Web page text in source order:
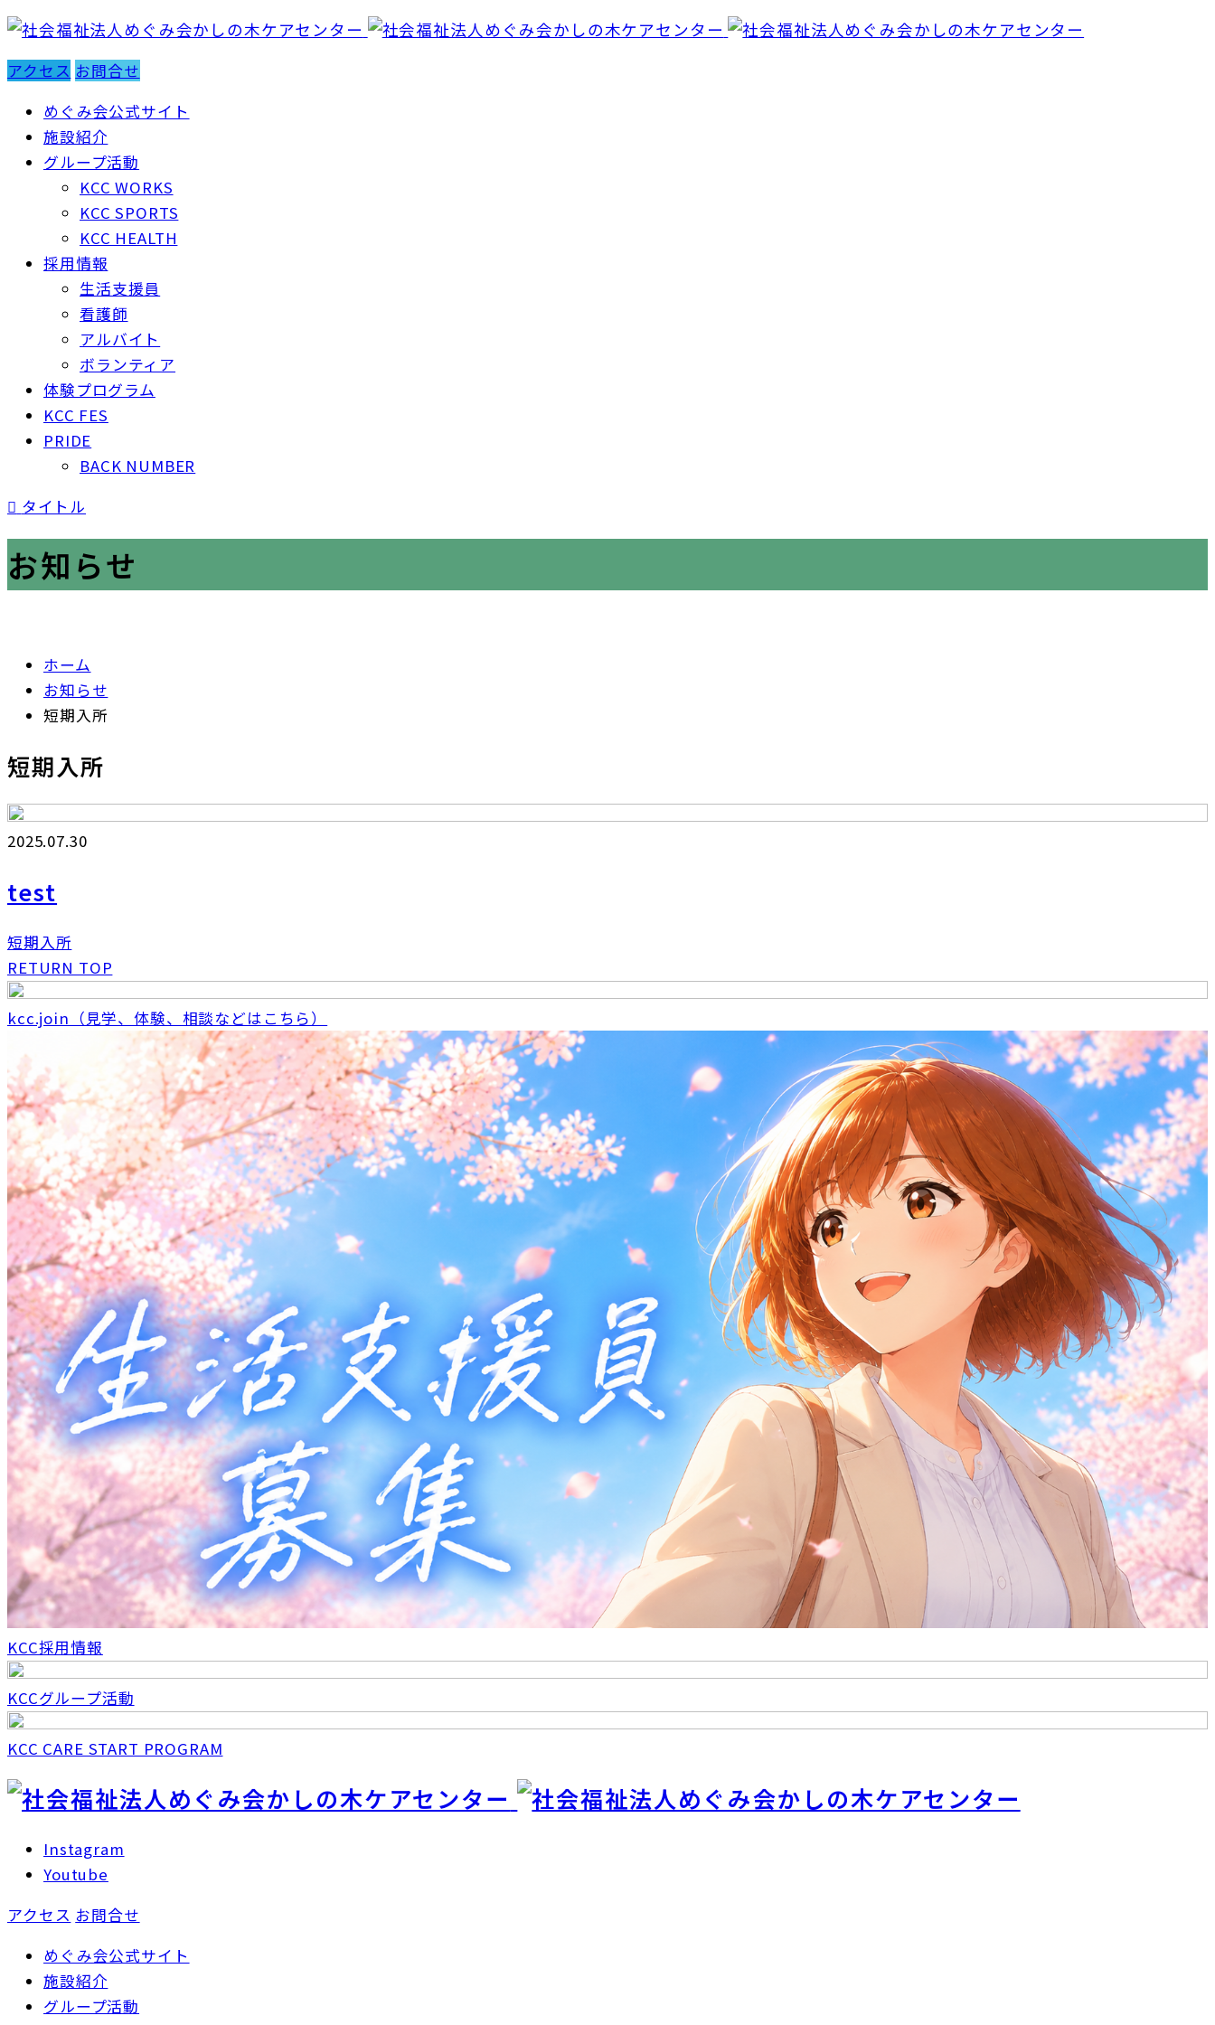
アクセス お問合せ
めぐみ会公式サイト
施設紹介
グループ活動
KCC WORKS
KCC SPORTS
KCC HEALTH
採用情報
生活支援員
看護師
アルバイト
ボランティア
体験プログラム
KCC FES
PRIDE
BACK NUMBER
 タイトル
お知らせ
ホーム
お知らせ
短期入所
短期入所
2025.07.30
test
短期入所
RETURN TOP
kcc.join（見学、体験、相談などはこちら）
KCC採用情報
KCCグループ活動
KCC CARE START PROGRAM
Instagram
Youtube
アクセス お問合せ
めぐみ会公式サイト
施設紹介
グループ活動